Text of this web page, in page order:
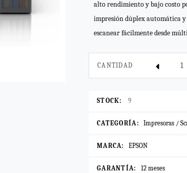
alto rendimiento y bajo costo
impresión dúplex automática
escanear fácilmente desde
CANTIDAD
STOCK: 9
CATEGORÍA: Impresoras /
MARCA: EPSON
GARANTÍA: 12 meses